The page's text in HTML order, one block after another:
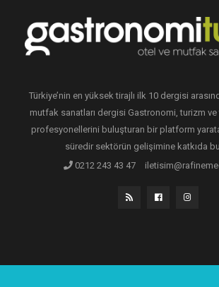
Türkiye’nin en yüksek tirajlı ilk 10 dergisi
mutfak sanatları dergisi Gastronomi, turizm
profesyonellerini buluşturan bir platform
süredir sektörün gelişimine katkıda
0212 243 43 47